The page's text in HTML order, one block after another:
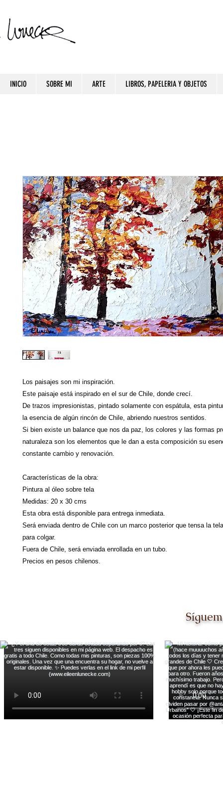
INICIO SOBRE MI ARTE LIBROS, PAPELERIA Y OBJETOS
Los paisajes son mi inspiración.
Este paisaje está inspirado en el sur de Chile, donde crecí.
De trazos impresionistas, pintado solamente con espátula, esta
la esencia de algún rincón de Chile, abriendo nuestros sentidos.
Si bien existe un balance que nos da paz, los colores y las formas
naturaleza son los elementos que le dan a esta composición su
constante cambio y renovación.
Características de la obra:
Pintura al óleo sobre tela
Medidas: 20 x 30 cms
Esta obra está disponible para entrega inmediata.
Será enviada dentro de Chile con un marco posterior que tensa la
para colgar.
Fuera de Chile, será enviada enrollada en un tubo.
Precios en pesos chilenos.